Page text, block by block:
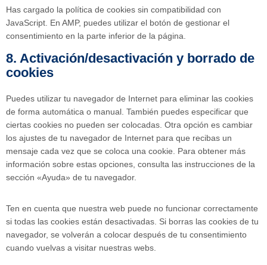
Has cargado la política de cookies sin compatibilidad con
JavaScript. En AMP, puedes utilizar el botón de gestionar el
consentimiento en la parte inferior de la página.
8. Activación/desactivación y borrado de
cookies
Puedes utilizar tu navegador de Internet para eliminar las cookies
de forma automática o manual. También puedes especificar que
ciertas cookies no pueden ser colocadas. Otra opción es cambiar
los ajustes de tu navegador de Internet para que recibas un
mensaje cada vez que se coloca una cookie. Para obtener más
información sobre estas opciones, consulta las instrucciones de la
sección «Ayuda» de tu navegador.
Ten en cuenta que nuestra web puede no funcionar correctamente
si todas las cookies están desactivadas. Si borras las cookies de tu
navegador, se volverán a colocar después de tu consentimiento
cuando vuelvas a visitar nuestras webs.